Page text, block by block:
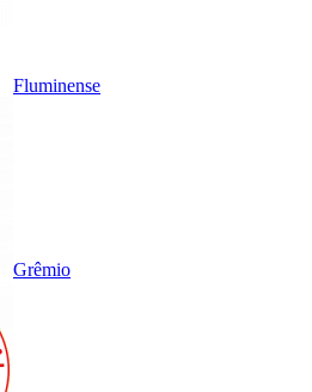
Fluminense
Grêmio